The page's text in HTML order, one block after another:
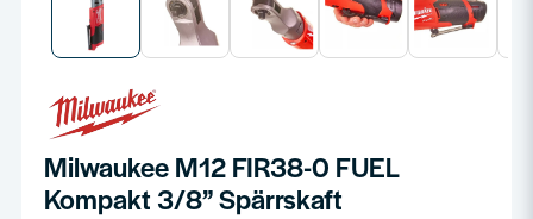
Milwaukee M12 FIR38-0 FUEL
Kompakt 3/8” Spärrskaft